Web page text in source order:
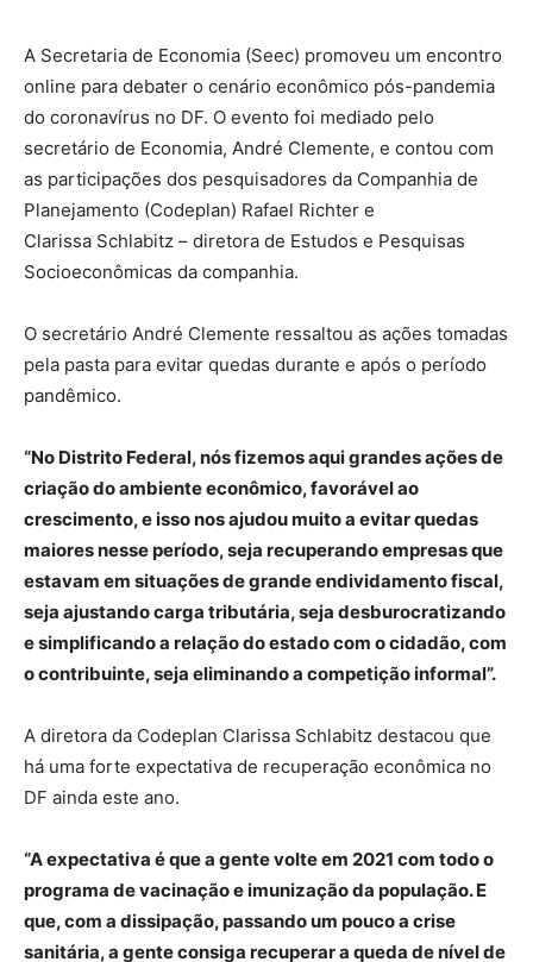
A Secretaria de Economia (Seec) promoveu um encontro
online para debater o cenário econômico pós-pandemia
do coronavírus no DF. O evento foi mediado pelo
secretário de Economia, André Clemente, e contou com
as participações dos pesquisadores da Companhia de
Planejamento (Codeplan) Rafael Richter e
Clarissa Schlabitz – diretora de Estudos e Pesquisas
Socioeconômicas da companhia.
O secretário André Clemente ressaltou as ações tomadas
pela pasta para evitar quedas durante e após o período
pandêmico.
“No Distrito Federal, nós fizemos aqui grandes ações de
criação do ambiente econômico, favorável ao
crescimento, e isso nos ajudou muito a evitar quedas
maiores nesse período, seja recuperando empresas que
estavam em situações de grande endividamento fiscal,
seja ajustando carga tributária, seja desburocratizando
e simplificando a relação do estado com o cidadão, com
o contribuinte, seja eliminando a competição informal”.
A diretora da Codeplan Clarissa Schlabitz destacou que
há uma forte expectativa de recuperação econômica no
DF ainda este ano.
“A expectativa é que a gente volte em 2021 com todo o
programa de vacinação e imunização da população. E
que, com a dissipação, passando um pouco a crise
sanitária, a gente consiga recuperar a queda de nível de